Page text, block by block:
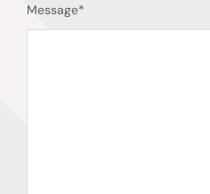
Message*